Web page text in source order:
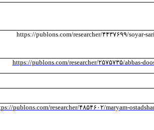
https://publons.com/researcher/۴۴۳۷۶۹۹/soyar-
https://publons.com/researcher/۲۵۷۵۷۳۵/abbas-
publons.com/researcher/۴۸۵۴۶۰۲/maryam-